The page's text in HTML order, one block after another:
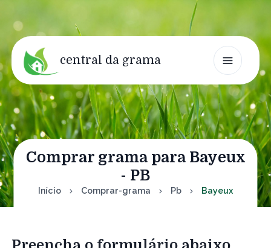
central da grama
Comprar grama para Bayeux
- PB
Início Comprar-grama Pb Bayeux